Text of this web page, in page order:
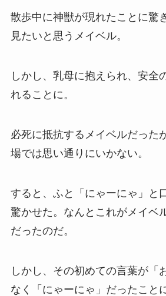
散歩中に神獣が現れたことに驚
見たいと思うメイベル。
しかし、乳母に抱えられ、安全
れることに。
必死に抵抗するメイベルだった
場では思い通りにいかない。
すると、ふと「にゃーにゃ」と
驚かせた。なんとこれがメイベ
だったのだ。
しかし、その初めての言葉が「
なく「にゃーにゃ」だったこと